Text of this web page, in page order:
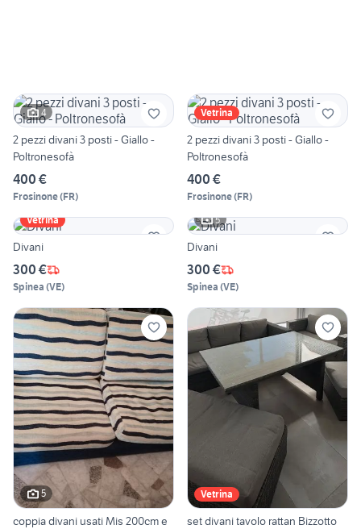
4
2 pezzi divani 3 posti - Giallo -
Poltronesofà
400 €
Frosinone(FR)
Vetrina
2 pezzi divani 3 posti - Giallo -
Poltronesofà
400 €
Frosinone(FR)
Vetrina
Divani
300 €
Spinea (VE)
5
Divani
300 €
Spinea (VE)
5
coppia divani usati Mis 200cm e
Vetrina
set divani tavolo rattan Bizzotto